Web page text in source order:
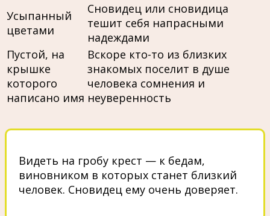
Усыпанный
цветами
Сновидец или сновидица
тешит себя напрасными
надеждами
Пустой, на
крышке
которого
написано имя
Вскоре кто-то из близких
знакомых поселит в душе
человека сомнения и
неуверенность
Видеть на гробу крест — к бедам,
виновником в которых станет близкий
человек. Сновидец ему очень доверяет.